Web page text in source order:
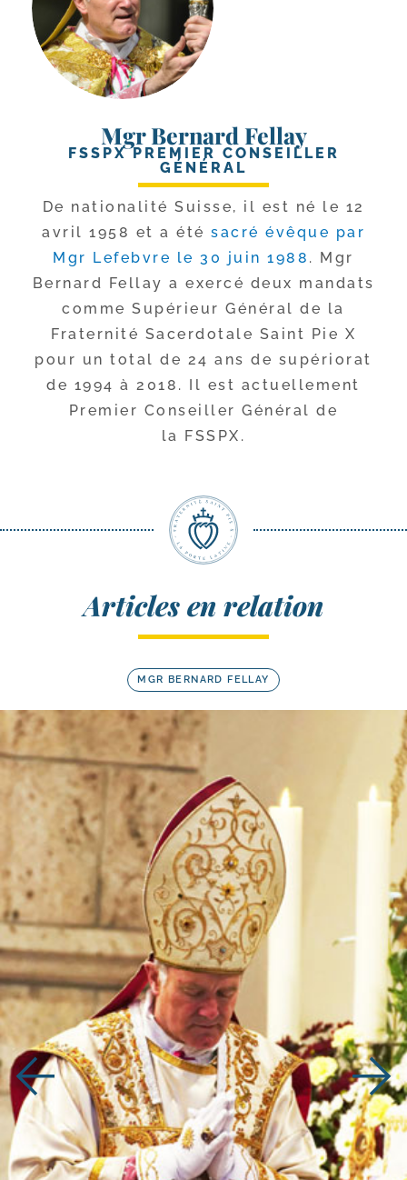
Mgr Bernard Fellay
FSSPX PREMIER CONSEILLER
GÉNÉRAL
De natio­na­li­té Suisse, il est né le 12
avril 1958 et a été sacré évêque par
Mgr Lefebvre le 30 juin 1988 . Mgr
Bernard Fellay a exer­cé deux man­dats
comme Supérieur Général de la
Fraternité Sacerdotale Saint Pie X
pour un total de 24 ans de supé­rio­rat
de 1994 à 2018. Il est actuel­le­ment
Premier Conseiller Général de
la FSSPX.
Articles en relation
MGR BERNARD FELLAY